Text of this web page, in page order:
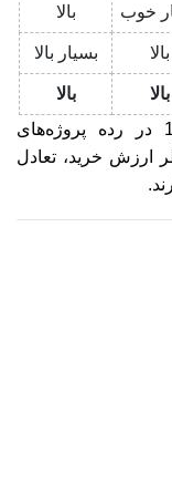
خوب بالا
بالا بسیار بالا
بالا
بالا
این مقایسه نشان می‌دهد پروژه‌ سفیر1 در رده پروژه‌های
ارزش خرید، تعادل